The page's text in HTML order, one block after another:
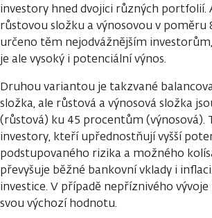
investory hned dvojici různých
růstovou složku a výnosovou v
určeno těm nejodvážnějším
je ale vysoký i potenciální výnos.
Druhou variantou je takzvané
složka, ale růstová a výnosová složka
(růstová) ku 45 procentům
investory, kteří upřednostňují vyšší
podstupovaného rizika a možného
převyšuje běžné bankovní vklady i
investice. V případě nepříznivého
svou výchozí hodnotu.